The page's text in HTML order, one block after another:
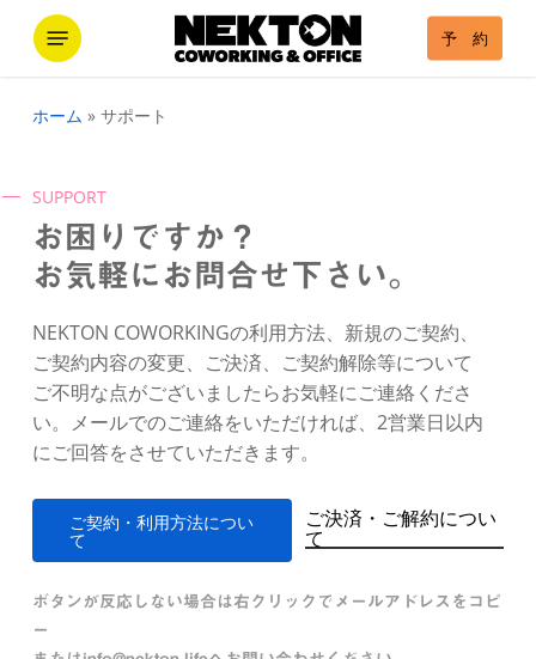
content
予 約
Menu
ホーム » サポート
SUPPORT
お困りですか？
お気軽にお問合せ下さい。
NEKTON COWORKINGの利用方法、新規のご契約、
ご契約内容の変更、ご決済、ご契約解除等について
ご不明な点がございましたらお気軽にご連絡くださ
い。メールでのご連絡をいただければ、2営業日以内
にご回答をさせていただきます。
ご契約 ・ 利用方法につい
て
ご決済・ご解約につい
て
ボタンが反応しない場合は右クリックでメールアドレスをコピ
ー